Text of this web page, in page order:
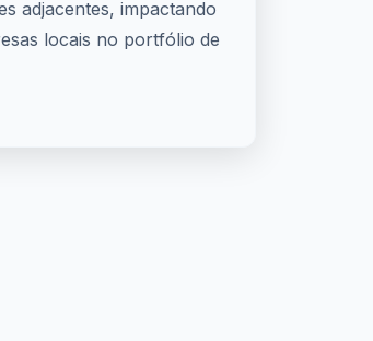
adjacentes, impactando
locais no portfólio de